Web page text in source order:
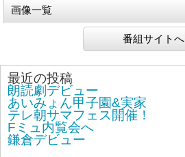
画像一覧
番組サイトへ
最近の投稿
朗読劇デビュー
あいみょん甲子園&実家
テレ朝サマフェス開催！
Fミュ内覧会へ
鎌倉デビュー